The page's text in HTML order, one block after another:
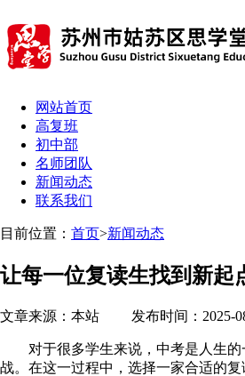
网站首页
高复班
初中部
名师团队
新闻动态
联系我们
目前位置： 首页>新闻动态
让每一位复读生找到新
文章来源：本站 发布时间：2025-
对于很多学生来说，中考是人生的
战。在这一过程中，选择一家合适的